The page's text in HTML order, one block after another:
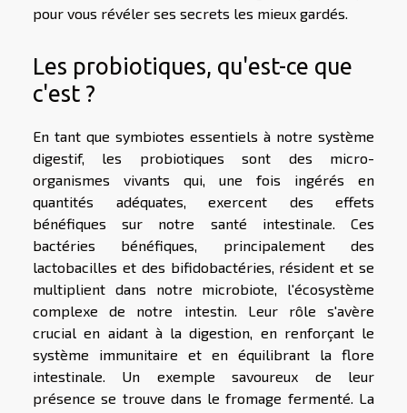
pour vous révéler ses secrets les mieux gardés.
Les probiotiques, qu'est-ce que
c'est ?
En tant que symbiotes essentiels à notre système
digestif, les probiotiques sont des micro-
organismes vivants qui, une fois ingérés en
quantités adéquates, exercent des effets
bénéfiques sur notre santé intestinale. Ces
bactéries bénéfiques, principalement des
lactobacilles et des bifidobactéries, résident et se
multiplient dans notre microbiote, l'écosystème
complexe de notre intestin. Leur rôle s'avère
crucial en aidant à la digestion, en renforçant le
système immunitaire et en équilibrant la flore
intestinale. Un exemple savoureux de leur
présence se trouve dans le fromage fermenté. La